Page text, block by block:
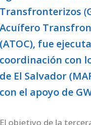
Transfronterizos (
Acuífero
(ATOC), fue
coordinación con
de El Salvador
con el apoyo de
El objetivo de la